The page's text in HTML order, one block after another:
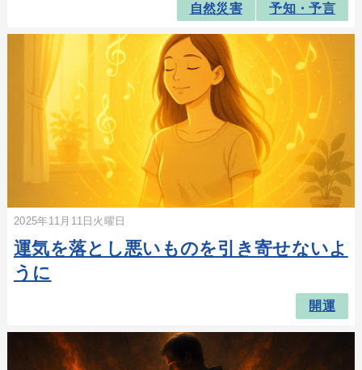
自然災害 予知・予言
2025年11月11日火曜日
運気を落とし悪いものを引き寄せないよ
うに
開運